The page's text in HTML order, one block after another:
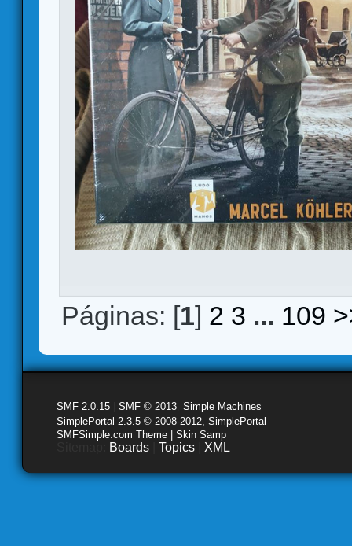
Páginas: [1] 2 3 ... 109
SMF 2.0.15 SMF © 2013 Simple Machines
SimplePortal 2.3.5 © 2008-2012, SimplePortal
SMFSimple.com Theme | Skin Samp
Boards Topics XML